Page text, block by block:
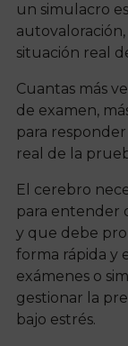
un simulacro
situación real
Cuantas más
de examen,
para
real de la
El cerebro
para entender
y que debe
forma rápida y
exámenes o
gestionar la
bajo estrés.